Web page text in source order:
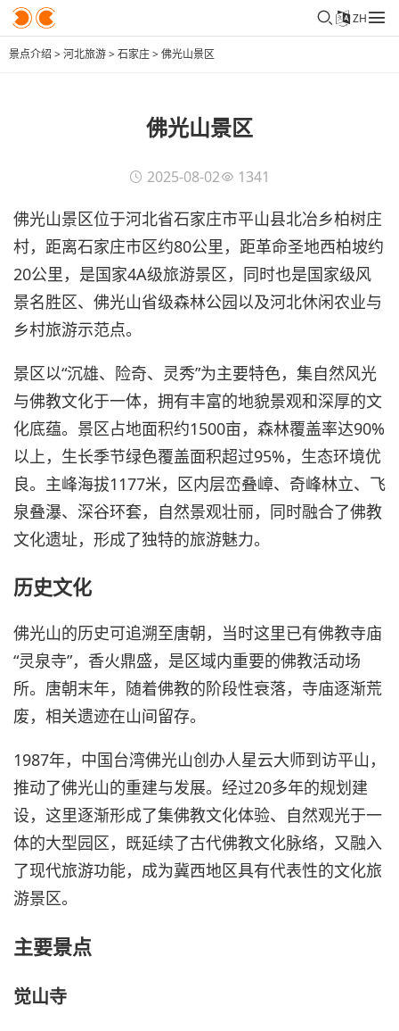
ZH
景点介绍 >河北旅游>石家庄>佛光山景区
佛光山景区
2025-08-02 1341
佛光山景区位于河北省石家庄市平山县北冶乡柏树庄
村，距离石家庄市区约80公里，距革命圣地西柏坡约
20公里，是国家4A级旅游景区，同时也是国家级风
景名胜区、佛光山省级森林公园以及河北休闲农业与
乡村旅游示范点。
景区以“沉雄、险奇、灵秀”为主要特色，集自然风光
与佛教文化于一体，拥有丰富的地貌景观和深厚的文
化底蕴。景区占地面积约1500亩，森林覆盖率达90%
以上，生长季节绿色覆盖面积超过95%，生态环境优
良。主峰海拔1177米，区内层峦叠嶂、奇峰林立、飞
泉叠瀑、深谷环套，自然景观壮丽，同时融合了佛教
文化遗址，形成了独特的旅游魅力。
历史文化
佛光山的历史可追溯至唐朝，当时这里已有佛教寺庙
“灵泉寺”，香火鼎盛，是区域内重要的佛教活动场
所。唐朝末年，随着佛教的阶段性衰落，寺庙逐渐荒
废，相关遗迹在山间留存。
1987年，中国台湾佛光山创办人星云大师到访平山，
推动了佛光山的重建与发展。经过20多年的规划建
设，这里逐渐形成了集佛教文化体验、自然观光于一
体的大型园区，既延续了古代佛教文化脉络，又融入
了现代旅游功能，成为冀西地区具有代表性的文化旅
游景区。
主要景点
觉山寺